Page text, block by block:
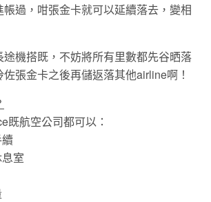
過，咁張金卡就可以延續落去，變相
機搭既，不妨將所有里數都先谷晒落
張金卡之後再儲返落其他airline啊！
既航空公司都可以：
室